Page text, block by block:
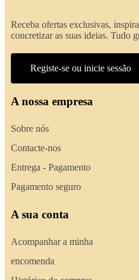
Receba ofertas exclusivas,
concretizar as suas ideias. Tudo
Registe-se ou inicie sessão
A nossa empresa
Sobre nós
Contacte-nos
Entrega - Pagamento
Pagamento seguro
A sua conta
Acompanhar a minha
encomenda